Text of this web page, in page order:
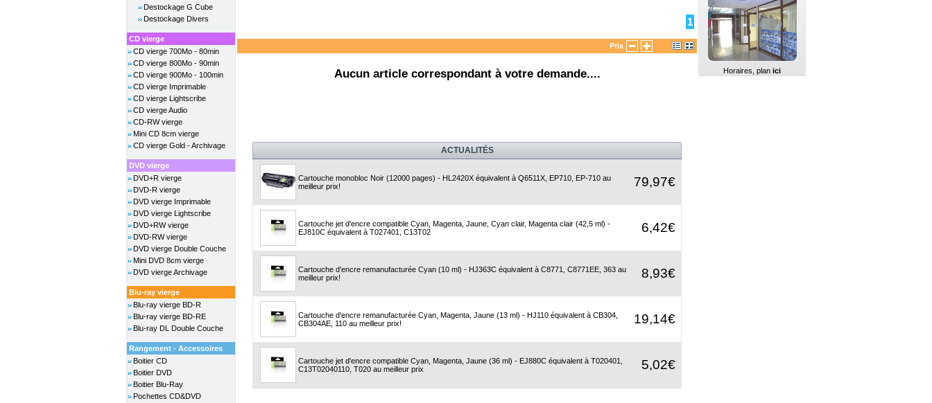
Destockage G Cube
Destockage Divers
CD vierge
CD vierge 700Mo - 80min
CD vierge 800Mo - 90min
CD vierge 900Mo - 100min
CD vierge Imprimable
CD vierge Lightscribe
CD vierge Audio
CD-RW vierge
Mini CD 8cm vierge
CD vierge Gold - Archivage
DVD vierge
DVD+R vierge
DVD-R vierge
DVD vierge Imprimable
DVD vierge Lightscribe
DVD+RW vierge
DVD-RW vierge
DVD vierge Double Couche
Mini DVD 8cm vierge
DVD vierge Archivage
Blu-ray vierge
Blu-ray vierge BD-R
Blu-ray vierge BD-RE
Blu-ray DL Double Couche
Rangement - Accessoires
Boitier CD
Boitier DVD
Boitier Blu-Ray
Pochettes CD&DVD
1
Prix
Aucun article correspondant à votre demande....
ACTUALITÉS
Cartouche monobloc Noir (12000 pages) - HL2420X équivalent à Q6511X, EP710, EP-710 au
meilleur prix!
79,97€
Cartouche jet d'encre compatible Cyan, Magenta, Jaune, Cyan clair, Magenta clair (42,5 ml) -
EJ810C équivalent à T027401, C13T02
6,42€
Cartouche d'encre remanufacturée Cyan (10 ml) - HJ363C équivalent à C8771, C8771EE, 363 au
meilleur prix!
8,93€
Cartouche d'encre remanufacturée Cyan, Magenta, Jaune (13 ml) - HJ110 équivalent à CB304,
CB304AE, 110 au meilleur prix!
19,14€
Cartouche jet d'encre compatible Cyan, Magenta, Jaune (36 ml) - EJ880C équivalent à T020401,
C13T02040110, T020 au meilleur prix
5,02€
Horaires, plan ici